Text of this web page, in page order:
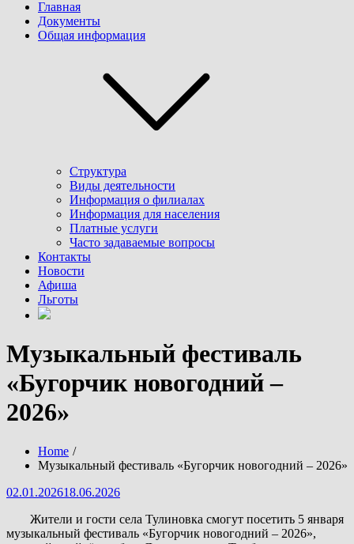
Главная
Документы
Общая информация
Структура
Виды деятельности
Информация о филиалах
Информация для населения
Платные услуги
Часто задаваемые вопросы
Контакты
Новости
Афиша
Льготы
Музыкальный фестиваль
«Бугорчик новогодний –
2026»
Home
Музыкальный фестиваль «Бугорчик новогодний – 2026»
Posted
02.01.202618.06.2026
Жители и гости села Тулиновка смогут посетить 5 января
музыкальный фестиваль «Бугорчик новогодний – 2026»,